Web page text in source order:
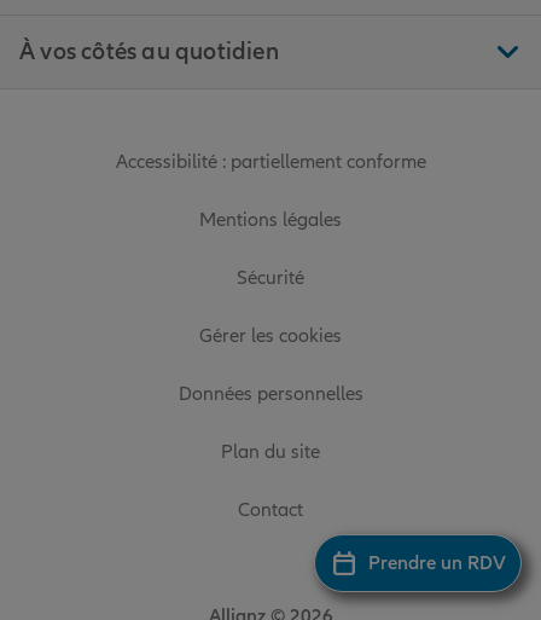
Prendre un RDV
À vos côtés au quotidien
Accessibilité : partiellement conforme
Mentions légales
Sécurité
Gérer les cookies
Données personnelles
Plan du site
Contact